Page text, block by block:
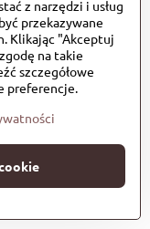
z narzędzi i usług
przekazywane
Klikając "Akceptuj
na takie
szczegółowe
preferencje.